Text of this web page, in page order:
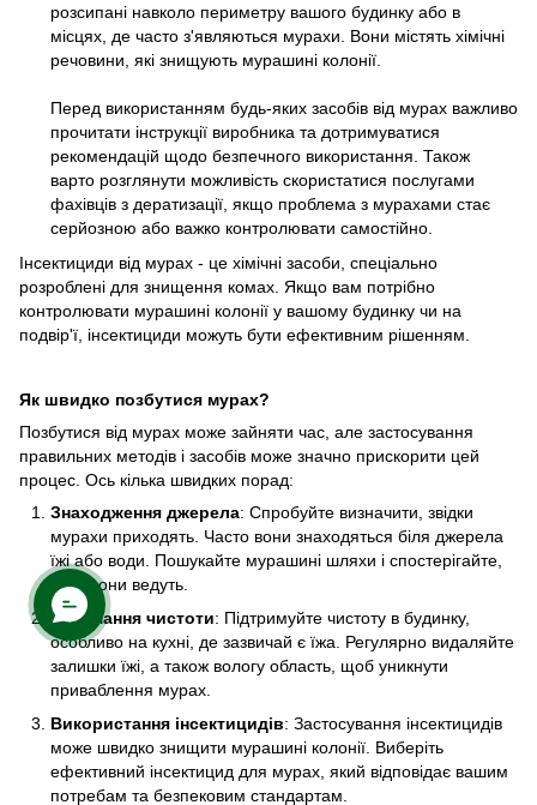
розсипані навколо периметру вашого будинку або в
місцях, де часто з'являються мурахи. Вони містять хімічні
речовини, які знищують мурашині колонії.
Перед використанням будь-яких засобів від мурах важливо
прочитати інструкції виробника та дотримуватися
рекомендацій щодо безпечного використання. Також
варто розглянути можливість скористатися послугами
фахівців з дератизації, якщо проблема з мурахами стає
серйозною або важко контролювати самостійно.
Інсектициди від мурах - це хімічні засоби, спеціально
розроблені для знищення комах. Якщо вам потрібно
контролювати мурашині колонії у вашому будинку чи на
подвір'ї, інсектициди можуть бути ефективним рішенням.
Як швидко позбутися мурах?
Позбутися від мурах може зайняти час, але застосування
правильних методів і засобів може значно прискорити цей
процес. Ось кілька швидких порад:
Знаходження джерела: Спробуйте визначити, звідки
мурахи приходять. Часто вони знаходяться біля джерела
їжі або води. Пошукайте мурашині шляхи і спостерігайте,
куди вони ведуть.
Утримання чистоти: Підтримуйте чистоту в будинку,
особливо на кухні, де зазвичай є їжа. Регулярно видаляйте
залишки їжі, а також вологу область, щоб уникнути
приваблення мурах.
Використання інсектицидів: Застосування інсектицидів
може швидко знищити мурашині колонії. Виберіть
ефективний інсектицид для мурах, який відповідає вашим
потребам та безпековим стандартам.